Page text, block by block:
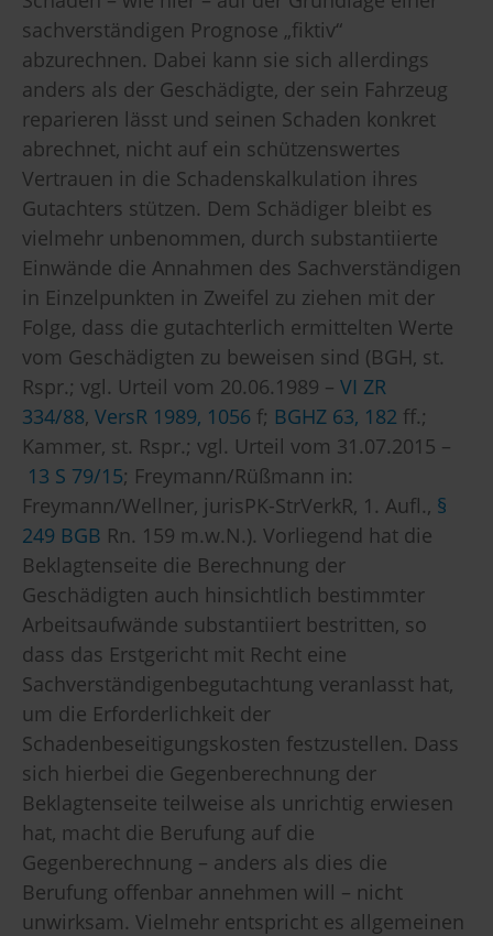
sachverständigen Prognose „fiktiv“
abzurechnen. Dabei kann sie sich allerdings
anders als der Geschädigte, der sein Fahrzeug
reparieren lässt und seinen Schaden konkret
abrechnet, nicht auf ein schützenswertes
Vertrauen in die Schadenskalkulation ihres
Gutachters stützen. Dem Schädiger bleibt es
vielmehr unbenommen, durch substantiierte
Einwände die Annahmen des Sachverständigen
in Einzelpunkten in Zweifel zu ziehen mit der
Folge, dass die gutachterlich ermittelten Werte
vom Geschädigten zu beweisen sind (BGH, st.
Rspr.; vgl. Urteil vom 20.06.1989 – VI ZR
334/88, VersR 1989, 1056 f; BGHZ 63, 182 ff.;
Kammer, st. Rspr.; vgl. Urteil vom 31.07.2015 –
13 S 79/15; Freymann/Rüßmann in:
Freymann/Wellner, jurisPK-StrVerkR, 1. Aufl., §
249 BGB Rn. 159 m.w.N.). Vorliegend hat die
Beklagtenseite die Berechnung der
Geschädigten auch hinsichtlich bestimmter
Arbeitsaufwände substantiiert bestritten, so
dass das Erstgericht mit Recht eine
Sachverständigenbegutachtung veranlasst hat,
um die Erforderlichkeit der
Schadenbeseitigungskosten festzustellen. Dass
sich hierbei die Gegenberechnung der
Beklagtenseite teilweise als unrichtig erwiesen
hat, macht die Berufung auf die
Gegenberechnung – anders als dies die
Berufung offenbar annehmen will – nicht
unwirksam. Vielmehr entspricht es allgemeinen